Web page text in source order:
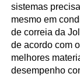
sistemas
mesmo em
de correia da
de acordo com
melhores
desempenho